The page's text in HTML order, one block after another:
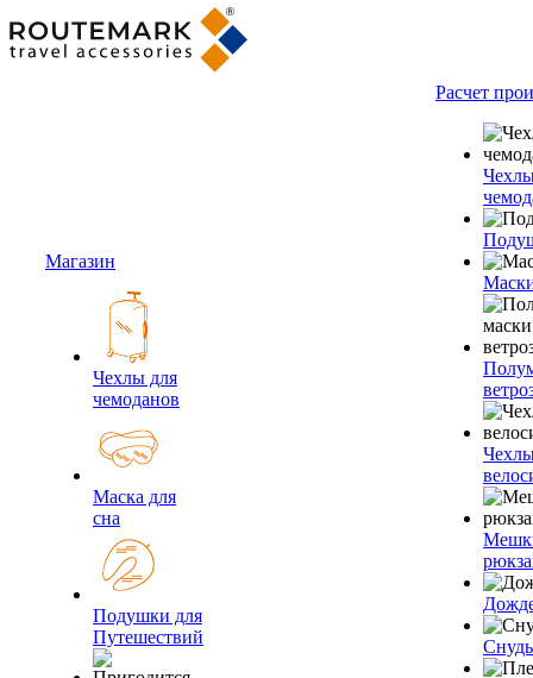
Магазин
Чехлы для
чемоданов
Маска для
сна
Подушки для
Путешествий
Расчет